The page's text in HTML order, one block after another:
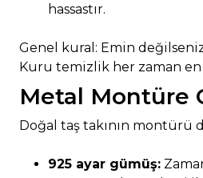
hassastır.
Genel kural: Emin
Kuru temizlik her zaman
Metal Montüre
Doğal taş takının montürü
925 ayar gümüş: